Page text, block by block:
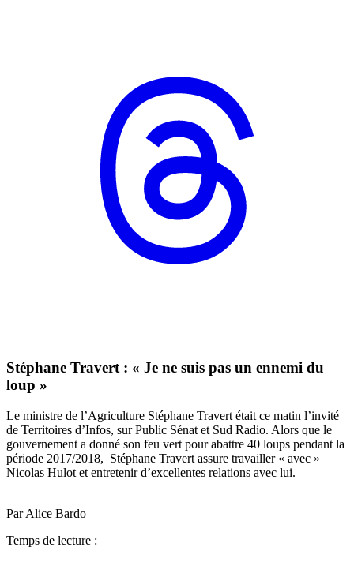
Stéphane Travert : « Je ne suis pas un ennemi du
loup »
Le ministre de l’Agriculture Stéphane Travert était ce matin l’invité
de Territoires d’Infos, sur Public Sénat et Sud Radio. Alors que le
gouvernement a donné son feu vert pour abattre 40 loups pendant la
période 2017/2018, Stéphane Travert assure travailler « avec »
Nicolas Hulot et entretenir d’excellentes relations avec lui.
Par Alice Bardo
Temps de lecture :